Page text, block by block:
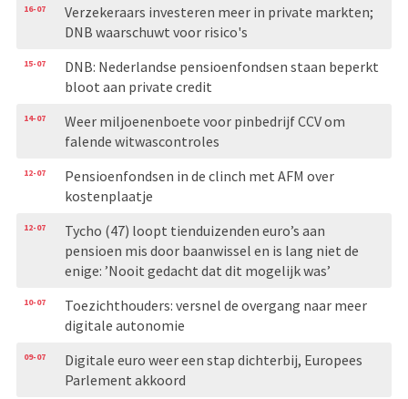
16-07
Verzekeraars investeren meer in private markten;
DNB waarschuwt voor risico's
15-07
DNB: Nederlandse pensioenfondsen staan beperkt
bloot aan private credit
14-07
Weer miljoenenboete voor pinbedrijf CCV om
falende witwascontroles
12-07
Pensioenfondsen in de clinch met AFM over
kostenplaatje
12-07
Tycho (47) loopt tienduizenden euro’s aan
pensioen mis door baanwissel en is lang niet de
enige: ’Nooit gedacht dat dit mogelijk was’
10-07
Toezichthouders: versnel de overgang naar meer
digitale autonomie
09-07
Digitale euro weer een stap dichterbij, Europees
Parlement akkoord